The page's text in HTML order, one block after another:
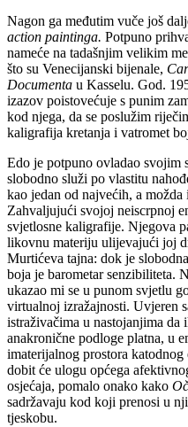
Nagon ga međutim vuče još
action paintinga. Potpuno
nameće na tadašnjim velikim
što su Venecijanski bijenale,
Documenta u Kasselu. God.
izazov poistovećuje s punim
kod njega, da se poslužim
kaligrafija kretanja i vatromet
Edo je potpuno ovladao svojim
slobodno služi po vlastitu
kao jedan od najvećih, a
Zahvaljujući svojoj neiscrpnoj
svjetlosne kaligrafije. Njegova
likovnu materiju ulijevajući joj
Murtićeva tajna: dok je
boja je barometar senzibiliteta.
ukazao mi se u punom svjetlu
virtualnoj izražajnosti. Uvjeren
istraživačima u nastojanjima
anakronične podloge platna, u
imaterijalnog prostora
dobit će ulogu općega
osjećaja, pomalo onako kako
sadržavaju kod koji prenosi u
tjeskobu.